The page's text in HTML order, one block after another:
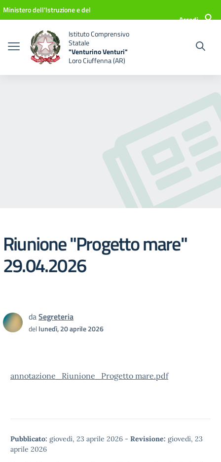
Vai ai contenuti
Vai al menu di navigazione
Vai al footer
Ministero dell'Istruzione e del
Accedi
Istituto Comprensivo
Statale
"Venturino Venturi"
Loro Ciuffenna (AR)
Riunione "Progetto mare"
29.04.2026
daSegreteria
dellunedì, 20 aprile 2026
annotazione_Riunione_Progetto mare.pdf
Pubblicato: giovedì, 23 aprile 2026 - Revisione: giovedì, 23
aprile 2026